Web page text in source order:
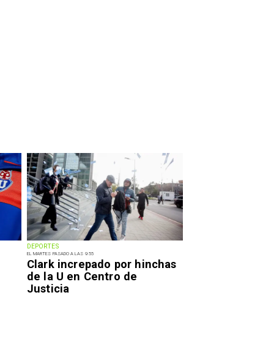
DEPORTES
EL MARTES PASADO A LAS 9:55
Clark increpado por hinchas
de la U en Centro de
Justicia